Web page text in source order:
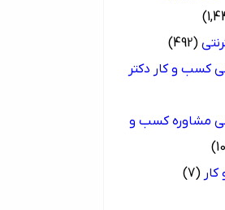
(492)
کسب و کار دکتر
مشاوره کسب و
(7)